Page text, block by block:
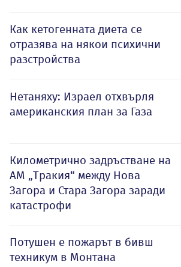
Как кетогенната диета се
отразява на някои психични
разстройства
Нетаняху: Израел отхвърля
американския план за Газа
Километрично задръстване на
АМ „Тракия“ между Нова
Загора и Стара Загора заради
катастрофи
Потушен е пожарът в бивш
техникум в Монтана